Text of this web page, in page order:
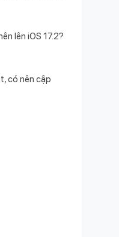
lên iOS 17.2?
có nên cập